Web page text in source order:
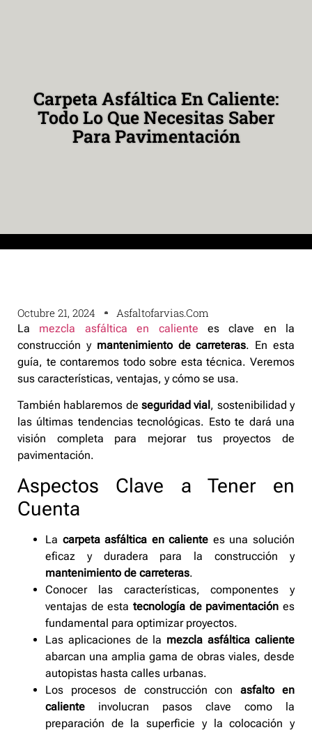
Carpeta Asfáltica En Caliente:
Todo Lo Que Necesitas Saber
Para Pavimentación
Octubre 21, 2024 Asfaltofarvias.com
La mezcla asfáltica en caliente es clave en la
construcción y mantenimiento de carreteras. En esta
guía, te contaremos todo sobre esta técnica. Veremos
sus características, ventajas, y cómo se usa.
También hablaremos de seguridad vial , sostenibilidad y
las últimas tendencias tecnológicas. Esto te dará una
visión completa para mejorar tus proyectos de
pavimentación.
Aspectos Clave a Tener en
Cuenta
La carpeta asfáltica en caliente es una solución
eficaz y duradera para la construcción y
mantenimiento de carreteras.
Conocer las características, componentes y
ventajas de esta tecnología de pavimentación es
fundamental para optimizar proyectos.
Las aplicaciones de la mezcla asfáltica caliente
abarcan una amplia gama de obras viales, desde
autopistas hasta calles urbanas.
Los procesos de construcción conasfalto en
caliente involucran pasos clave como la
preparación de la superficie y la colocación y